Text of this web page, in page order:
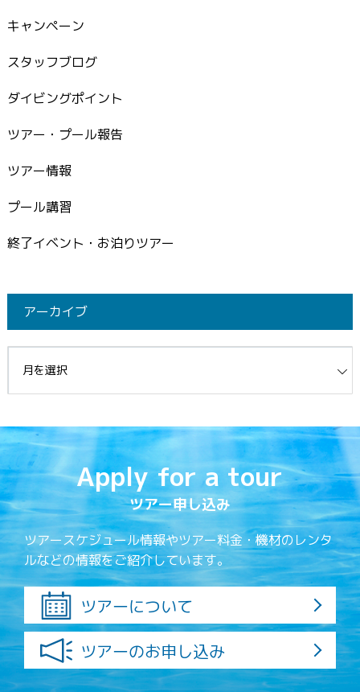
キャンペーン
スタッフブログ
ダイビングポイント
ツアー・プール報告
ツアー情報
プール講習
終了イベント・お泊りツアー
アーカイブ
Apply for a tour
ツアー申し込み
ツアースケジュール情報やツアー料金・機材のレンタ
ルなどの情報をご紹介しています。
ツアーについて
ツアーのお申し込み